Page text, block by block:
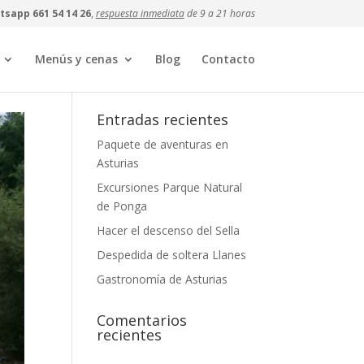
661 54 14 26, respuesta inmediatade 9 a 21 horas
Menús y cenas Blog Contacto
Entradas recientes
Paquete de aventuras en
Asturias
Excursiones Parque Natural
de Ponga
Hacer el descenso del Sella
Despedida de soltera Llanes
Gastronomía de Asturias
Comentarios
recientes